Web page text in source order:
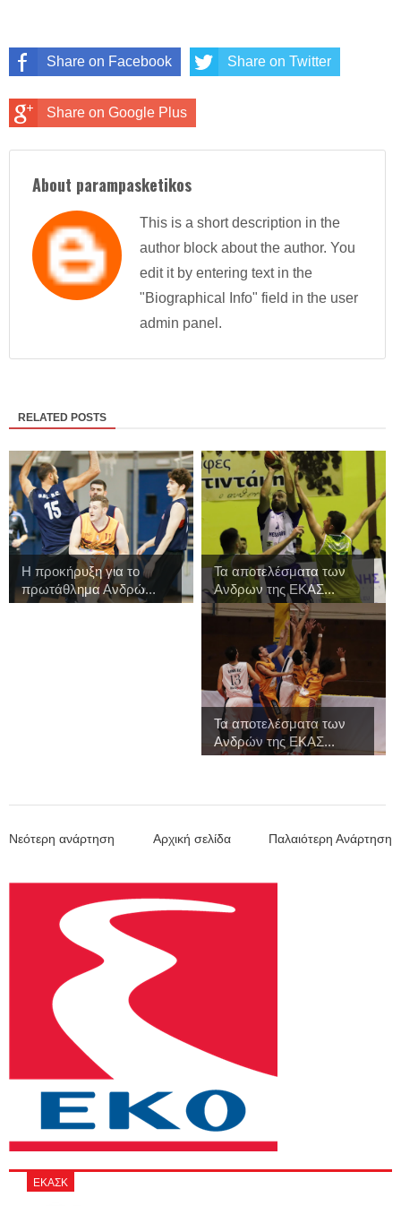
Share on Facebook Share on Twitter
Share on Google Plus
About parampasketikos
This is a short description in the
author block about the author. You
edit it by entering text in the
"Biographical Info" field in the user
admin panel.
RELATED POSTS
Η προκήρυξη για το
πρωτάθλημα Ανδρώ...
Τα αποτελέσματα των
Ανδρων της ΕΚΑΣ...
Τα αποτελέσματα των
Ανδρών της ΕΚΑΣ...
Νεότερη ανάρτηση Παλαιότερη Ανάρτηση
Αρχική σελίδα
ΕΚΑΣΚ